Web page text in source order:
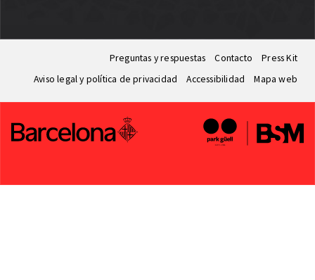
Preguntas y respuestas Contacto
Press Kit
Aviso legal y política de privacidad
Accessibilidad Mapa web